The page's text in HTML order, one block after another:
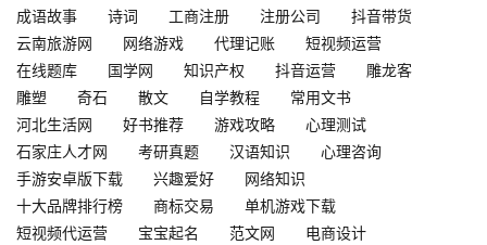
成语故事
诗词 工商注册 注册公司
抖音带货
云南旅游网
网络游戏 代理记账
短视频运营
在线题库
国学网 知识产权 抖音运营
雕龙客
雕塑
奇石 散文 自学教程
常用文书
河北生活网
好书推荐 游戏攻略
心理测试
石家庄人才网
考研真题 汉语知识
心理咨询
手游安卓版下载
兴趣爱好
网络知识
十大品牌排行榜
商标交易
单机游戏下载
短视频代运营
宝宝起名 范文网
电商设计